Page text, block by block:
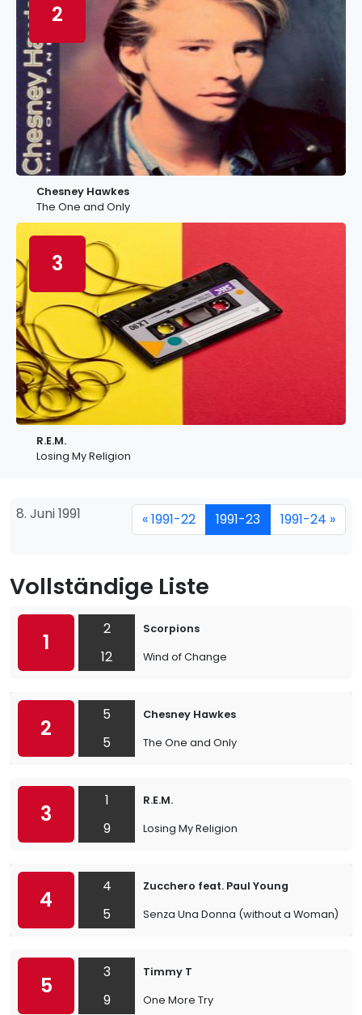
2
Chesney Hawkes
The One and Only
3
R.E.M.
Losing My Religion
8. Juni 1991 « 1991-22 1991-23 1991-24 »
Vollständige Liste
1
2
12
Scorpions
Wind of Change
2
5
5
Chesney Hawkes
The One and Only
3
1
9
R.E.M.
Losing My Religion
4
4
5
Zucchero feat. Paul Young
Senza Una Donna (without a Woman)
5
3
9
Timmy T
One More Try